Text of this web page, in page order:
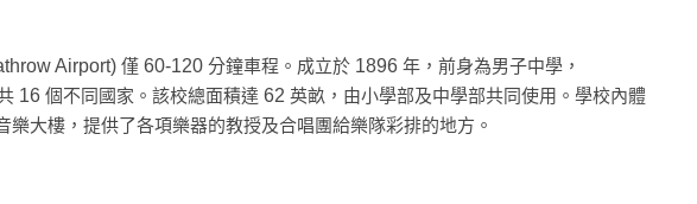
Airport) 僅 60-120 分鐘車程。成立於 1896 年，前身為男子中學，
16 個不同國家。該校總面積達 62 英畝，由小學部及中學部共同使用。學校內體
大樓，提供了各項樂器的教授及合唱團給樂隊彩排的地方。